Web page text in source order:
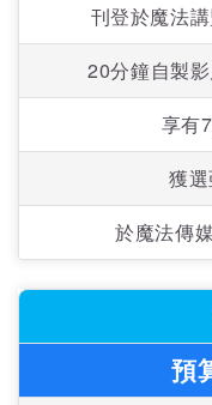
刊登於魔法
20分鐘自製
享有
獲
於魔法傳
預